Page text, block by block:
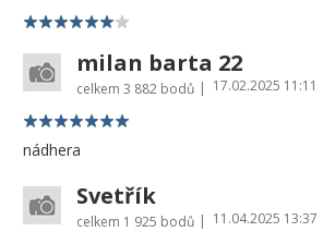
milan barta 22
celkem 3 882 bodů | 17.02.2025 11:11
nádhera
Svetřík
celkem 1 925 bodů | 11.04.2025 13:37